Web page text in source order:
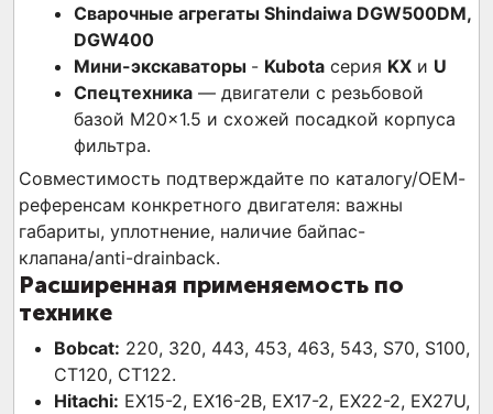
Сварочные агрегаты Shindaiwa DGW500DM,
DGW400
Мини-экскаваторы - Kubota серия KX и U
Спецтехника — двигатели с резьбовой
базой M20×1.5 и схожей посадкой корпуса
фильтра.
Совместимость подтверждайте по каталогу/ОЕМ-
референсам конкретного двигателя: важны
габариты, уплотнение, наличие байпас-
клапана/anti-drainback.
Расширенная применяемость по
технике
Bobcat: 220, 320, 443, 453, 463, 543, S70, S100,
CT120, CT122.
Hitachi: EX15-2, EX16-2B, EX17-2, EX22-2, EX27U,